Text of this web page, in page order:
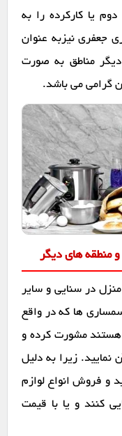
یا کارکرده را به
جعفری نیزبه عنوان
دیگر مناطق به صورت
گرامی می باشد.
منطقه های دیگر
در سنایی و سایر
سمساری ها که در واقع
هستند مشورت کرده و
زیرا به دلیل
و فروش انواع لوازم
کنند و یا با قیمت